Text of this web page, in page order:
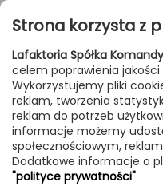
Przejdź do treści
Lampy Producenci
Blum wisząca
Strona korzysta z
Lafaktoria Spółka
celem poprawienia
Wykorzystujemy pliki
reklam, tworzenia
reklam do potrzeb
informacje możemy
społecznościowym,
Dodatkowe informacje o
"polityce prywatności"